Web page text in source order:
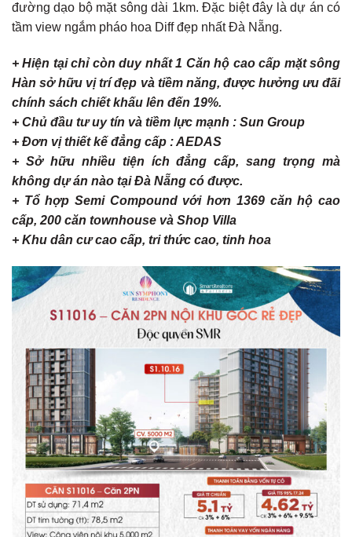
đường dạo bộ mặt sông dài 1km. Đặc biệt đây là dự án có
tầm view ngắm pháo hoa Diff đẹp nhất Đà Nẵng.
+ Hiện tại chỉ còn duy nhất 1 Căn hộ cao cấp mặt sông
Hàn sở hữu vị trí đẹp và tiềm năng, được hưởng ưu đãi
chính sách chiết khấu lên đến 19%.
+ Chủ đầu tư uy tín và tiềm lực mạnh : Sun Group
+ Đơn vị thiết kế đẳng cấp : AEDAS
+ Sở hữu nhiều tiện ích đẳng cấp, sang trọng mà
không dự án nào tại Đà Nẵng có được.
+ Tổ hợp Semi Compound với hơn 1369 căn hộ cao
cấp, 200 căn townhouse và Shop Villa
+ Khu dân cư cao cấp, tri thức cao, tinh hoa